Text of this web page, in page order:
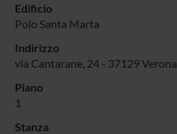
Edificio
Polo Santa Marta
Indirizzo
via Cantarane, 24 - 37129 Verona
Piano
1
Stanza